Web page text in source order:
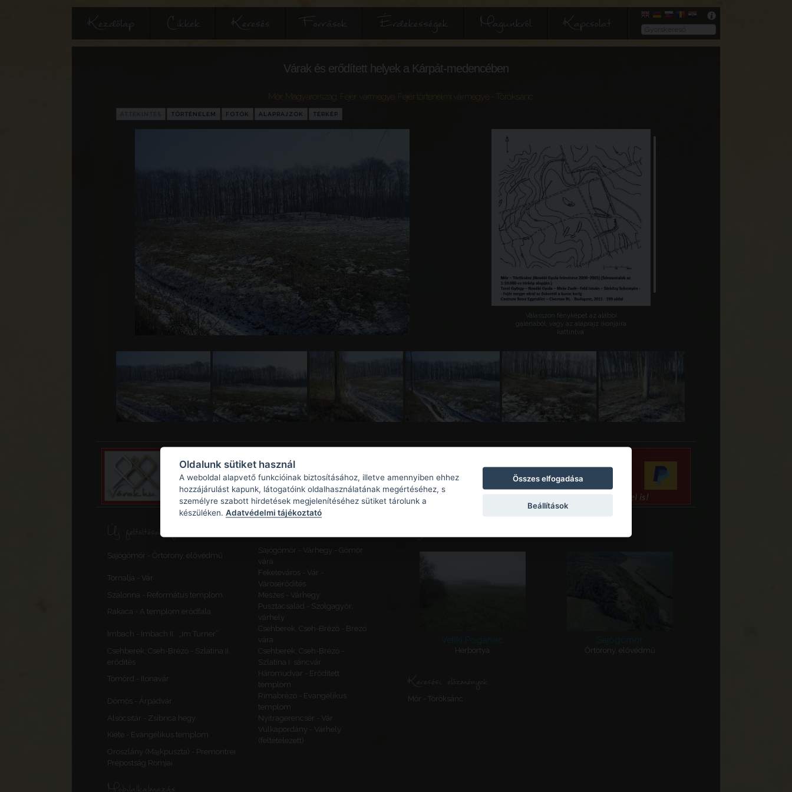
Kezdőlap Cikkek Keresés Források Érdekességek Magunkról Kapcsolat
Várak és erődített helyek a Kárpát-medencében
Magyarország Fejér vármegye Fejér történelmi vármegye - Töröksánc
TÖRTÉNELEM FOTÓK ALAPRAJZOK TÉRKÉP
Válasszon fényképet az alábbi
galériából, vagy az alaprajz ikonjaira
kattintva.
Új feltöltések, frissítések
Sajógömör - Őrtorony, elővédmű
Sajógömör - Várhegy - Gömör
vára
Tornalja - Vár
Feketeváros - Vár -
Városerődítés
Szalonna - Református templom
Meszes - Várhegy
Rakaca - A templom erődfala
Pusztacsalád - Szolgagyőr,
várhely
Imbach - Imbach II., „Im Turner”
Csehberek, Cseh-Brézó - Brezó
vára
Csehberek, Cseh-Brézó - Szlatina II.
erődítés
Csehberek, Cseh-Brézó -
Szlatina I. sáncvár
Tömörd - Ilonavár
Háromudvar - Erődített
templom
Dömös - Árpádvár
Rimabrézó - Evangélikus
templom
Alsócsitár - Zsibrica hegy
Nyitragerencsér - Vár
Kiéte - Evangélikus templom
Vulkapordány - Várhely
(feltételezett)
Oroszlány (Majkpuszta) - Premontrei
Prépostság Romjai
Mobilalkalmazás
Veliki Poganac
Herbortya
Sajógömör
Őrtorony, elővédmű
Keresési előzmények
Mór - Töröksánc
Oldalunk sütiket használ
A weboldal alapvető funkcióinak biztosításához, illetve amennyiben ehhez
hozzájárulást kapunk, látogatóink oldalhasználatának megértéséhez, s
személyre szabott hirdetések megjelenítéséhez sütiket tárolunk a
készüléken. Adatvédelmi tájékoztató
Összes elfogadása
Beállítások